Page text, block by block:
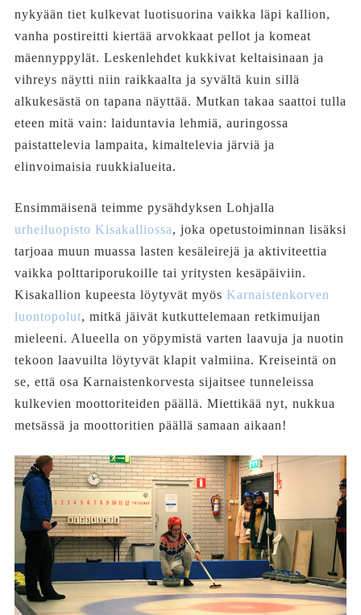
nykyään tiet kulkevat luotisuorina vaikka läpi kallion,
vanha postireitti kiertää arvokkaat pellot ja komeat
mäennyppylät. Leskenlehdet kukkivat keltaisinaan ja
vihreys näytti niin raikkaalta ja syvältä kuin sillä
alkukesästä on tapana näyttää. Mutkan takaa saattoi tulla
eteen mitä vain: laiduntavia lehmiä, auringossa
paistattelevia lampaita, kimaltelevia järviä ja
elinvoimaisia ruukkialueita.
Ensimmäisenä teimme pysähdyksen Lohjalla
urheiluopisto Kisakalliossa, joka opetustoiminnan lisäksi
tarjoaa muun muassa lasten kesäleirejä ja aktiviteettia
vaikka polttariporukoille tai yritysten kesäpäiviin.
Kisakallion kupeesta löytyvät myös Karnaistenkorven
luontopolut, mitkä jäivät kutkuttelemaan retkimuijan
mieleeni. Alueella on yöpymistä varten laavuja ja nuotin
tekoon laavuilta löytyvät klapit valmiina. Kreiseintä on
se, että osa Karnaistenkorvesta sijaitsee tunneleissa
kulkevien moottoriteiden päällä. Miettikää nyt, nukkua
metsässä ja moottoritien päällä samaan aikaan!